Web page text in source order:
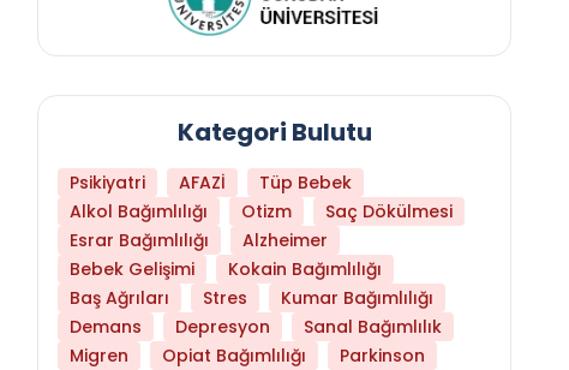
Kategori Bulutu
Psikiyatri AFAZİ
Tüp Bebek
Alkol Bağımlılığı
Otizm
Saç Dökülmesi
Esrar Bağımlılığı
Alzheimer
Bebek Gelişimi
Kokain Bağımlılığı
Baş Ağrıları
Stres
Kumar Bağımlılığı
Demans
Depresyon
Sanal Bağımlılık
Migren
Opiat Bağımlılığı
Parkinson